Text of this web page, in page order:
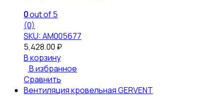
0out of 5
(0)
SKU: АМ005677
5,428.00 ₽
В корзину
В избранное
Сравнить
Вентиляция кровельная GERVENT